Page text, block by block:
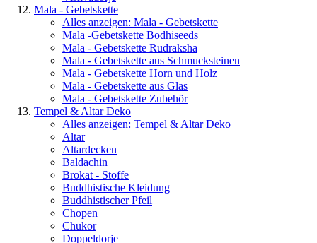
Mala - Gebetskette
Alles anzeigen: Mala - Gebetskette
Mala -Gebetskette Bodhiseeds
Mala - Gebetskette Rudraksha
Mala - Gebetskette aus Schmucksteinen
Mala - Gebetskette Horn und Holz
Mala - Gebetskette aus Glas
Mala - Gebetskette Zubehör
Tempel & Altar Deko
Alles anzeigen: Tempel & Altar Deko
Altar
Altardecken
Baldachin
Brokat - Stoffe
Buddhistische Kleidung
Buddhistischer Pfeil
Chopen
Chukor
Doppeldorje